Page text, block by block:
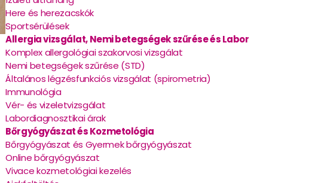
Here és herezacskók
Sportsérülések
Allergia vizsgálat, Nemi betegségek szűrése és Labor
Komplex allergológiai szakorvosi vizsgálat
Nemi betegségek szűrése (STD)
Általános légzésfunkciós vizsgálat (spirometria)
Immunológia
Vér- és vizeletvizsgálat
Labordiagnosztikai árak
Bőrgyógyászat és Kozmetológia
Bőrgyógyászat és Gyermek bőrgyógyászat
Online bőrgyógyászat
Vivace kozmetológiai kezelés